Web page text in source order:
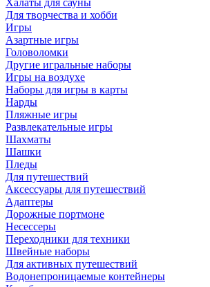
Халаты для сауны
Для творчества и хобби
Игры
Азартные игры
Головоломки
Другие игральные наборы
Игры на воздухе
Наборы для игры в карты
Нарды
Пляжные игры
Развлекательные игры
Шахматы
Шашки
Пледы
Для путешествий
Аксессуары для путешествий
Адаптеры
Дорожные портмоне
Несессеры
Переходники для техники
Швейные наборы
Для активных путешествий
Водонепроницаемые контейнеры